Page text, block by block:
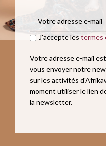
J'accepte les termes
Votre adresse e-mail
vous envoyer notre
sur les activités
moment utiliser le lien
la newsletter.